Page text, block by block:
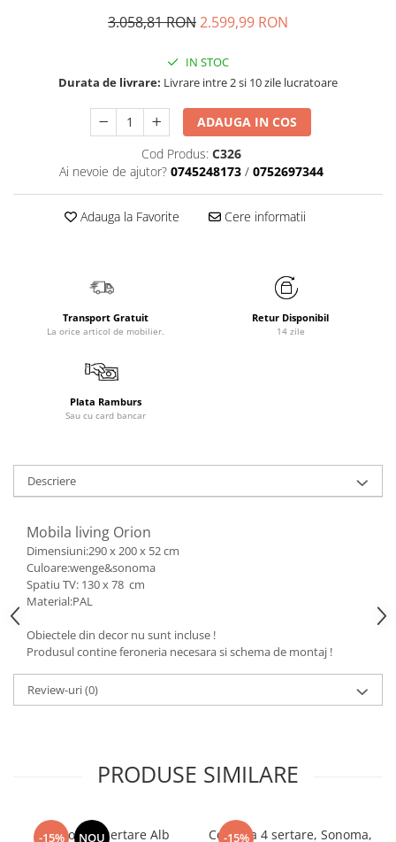
3.058,81 RON2.599,99 RON
IN STOC
Durata de livrare: Livrare intre 2 si 10 zile lucratoare
ADAUGA IN COS
Cod Produs: C326
Ai nevoie de ajutor? 0745248173 / 0752697344
Adauga la Favorite Cere informatii
Transport Gratuit
La orice articol de mobilier.
Retur Disponibil
14 zile
Plata Ramburs
Sau cu card bancar
Descriere
Mobila living Orion
Dimensiuni:290 x 200 x 52 cm
Culoare:wenge&sonoma
Spatiu TV: 130 x 78 cm
Material:PAL
Obiectele din decor nu sunt incluse !
Produsul contine feroneria necesara si schema de montaj !
Review-uri(0)
PRODUSE SIMILARE
-15% NOU
Comoda 4 sertare Alb
-15%
Comoda 4 sertare, Sonoma,